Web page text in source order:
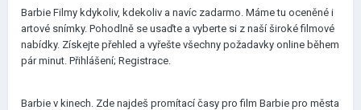
Barbie Filmy kdykoliv, kdekoliv a navíc zadarmo. Máme tu oceněné i
artové snímky. Pohodlně se usaďte a vyberte si z naší široké filmové
nabídky. Získejte přehled a vyřešte všechny požadavky online během
pár minut. Přihlášení; Registrace.
Barbie v kinech. Zde najdeš promítací časy pro film Barbie pro města